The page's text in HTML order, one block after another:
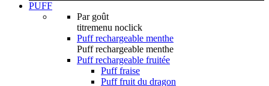
PUFF
Par goût
titremenu noclick
Puff rechargeable menthe
Puff rechargeable menthe
Puff rechargeable fruitée
Puff fraise
Puff fruit du dragon